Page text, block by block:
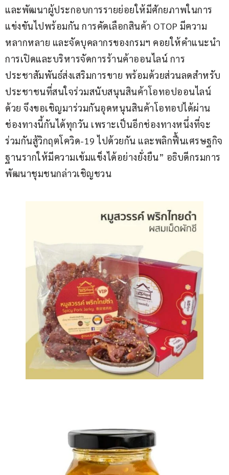
และพัฒนาผู้ประกอบการรายย่อยให้มีศักยภาพในการ
แข่งขันไปพร้อมกัน การคัดเลือกสินค้า OTOP มีความ
หลากหลาย และจัดบุคลากรของกรมฯ คอยให้คำแนะนำ
การเปิดและบริหารจัดการร้านค้าออนไลน์ การ
ประชาสัมพันธ์ส่งเสริมการขาย พร้อมด้วยส่วนลดสำหรับ
ประชาชนที่สนใจร่วมสนับสนุนสินค้าโอทอปออนไลน์
ด้วย จึงขอเชิญมาร่วมกันอุดหนุนสินค้าโอทอปได้ผ่าน
ช่องทางนี้กันได้ทุกวัน เพราะเป็นอีกช่องทางหนึ่งที่จะ
ร่วมกันสู้วิกฤตโควิด-19 ไปด้วยกัน และพลิกฟื้นเศรษฐกิจ
ฐานรากให้มีความเข้มแข็งได้อย่างยั่งยืน” อธิบดีกรมการ
พัฒนาชุมชนกล่าวเชิญชวน